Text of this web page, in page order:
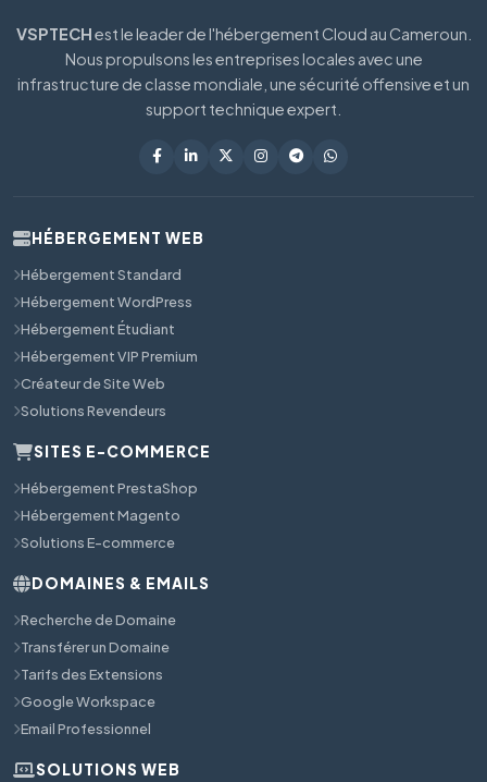
VSPTECHest le leader de l'hébergement Cloud au Cameroun.
Nous propulsons les entreprises locales avec une
infrastructure de classe mondiale, une sécurité offensive et un
support technique expert.
HÉBERGEMENT WEB
Hébergement Standard
Hébergement WordPress
Hébergement Étudiant
Hébergement VIP Premium
Créateur de Site Web
Solutions Revendeurs
SITES E-COMMERCE
Hébergement PrestaShop
Hébergement Magento
Solutions E-commerce
DOMAINES & EMAILS
Recherche de Domaine
Transférer un Domaine
Tarifs des Extensions
Google Workspace
Email Professionnel
SOLUTIONS WEB